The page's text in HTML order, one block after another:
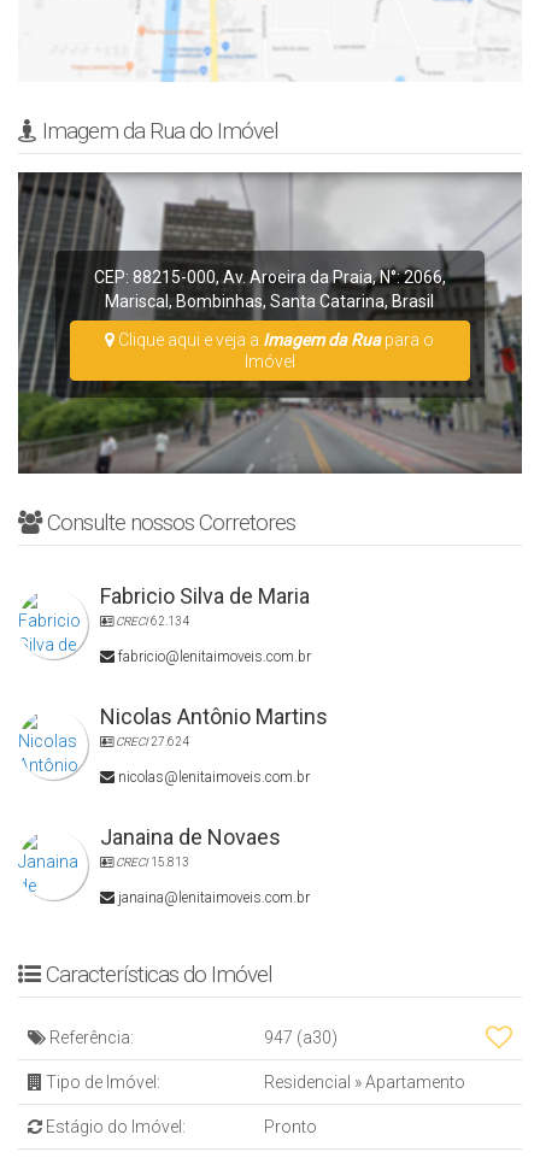
💰Condições de pagamento: à vista
Imagem da Rua do Imóvel
CEP: 88215-000,Av. Aroeira da Praia,N°:2066,
Mariscal,Bombinhas,Santa Catarina, Brasil
Clique aqui e veja a Imagem da Ruapara o
Imóvel
Consulte nossos Corretores
Fabricio Silva de Maria
CRECI62.134
fabricio@lenitaimoveis.com.br
Nicolas Antônio Martins
CRECI27.624
nicolas@lenitaimoveis.com.br
Janaina de Novaes
CRECI15.813
janaina@lenitaimoveis.com.br
Características do Imóvel
Referência: 947 (a30)
Tipo de Imóvel: Residencial »Apartamento
Estágio do Imóvel: Pronto